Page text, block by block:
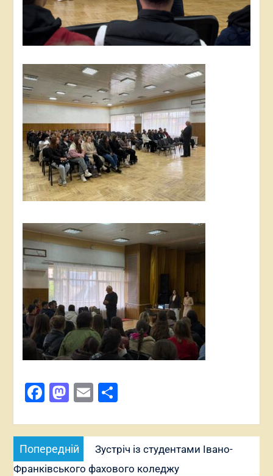
Facebook
Mastodon
Email
Навігація
записів
Попередній
Попередній
запис:
Зустріч із студентами Івано-
Франківського фахового коледжу